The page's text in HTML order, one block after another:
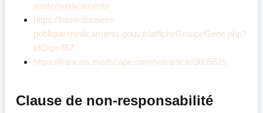
sante/medicaments
https://base-donnees-
publique.medicaments.gouv.fr/afficheGroupeGene.php?
idGrp=367
https://francais.medscape.com/voirarticle/3605525
Clause de non-responsabilité